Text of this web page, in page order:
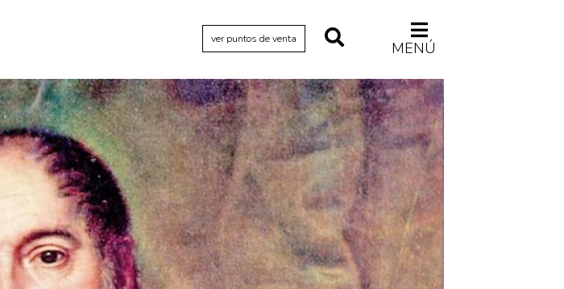
ver puntos de venta MENÚ
Libros usados
Literatura
Medioambiente
Narrativas visuales
Pensamiento
Pensamiento ilustrado
Relecturas
Sociedad